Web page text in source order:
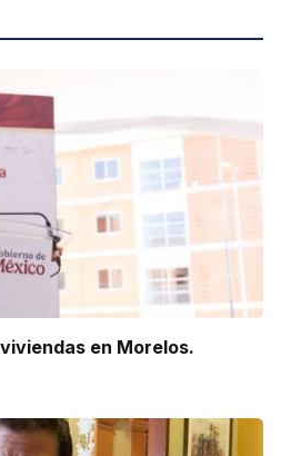
en Morelos.